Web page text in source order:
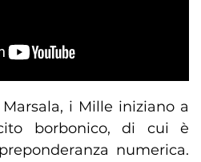
i Mille iniziano a
borbonico, di cui è
numerica.